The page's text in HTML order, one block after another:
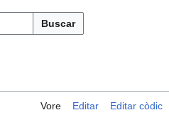
Buscar
Vore Editar Editar còdic